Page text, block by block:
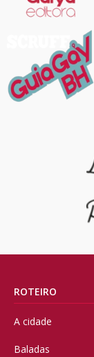
ROTEIRO
A cidade
Baladas